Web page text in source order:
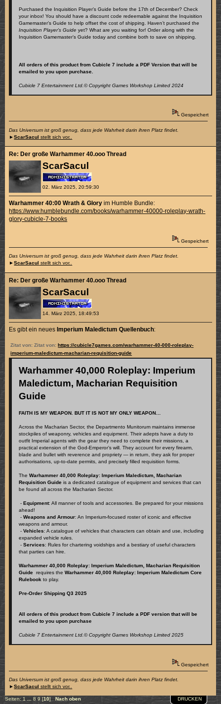
Purchased the Inquisition Player’s Guide before the 17th of December? Check
your inbox! You should have a discount code redeemable against the Inquisition
Gamemaster’s Guide to help offset the cost of shipping. Haven’t purchased the
Inquisition Player’s Guide yet? What are you waiting for! Order along with the
Inquisition Gamemaster’s Guide today and combine both to save on shipping.
All orders of this product from Cubicle 7 include a PDF Version that will be
emailed to you upon purchase.
Cubicle 7 Entertainment Ltd.© Copyright Games Workshop Limited 2024
Gespeichert
Das Universum ist groß genug, dass jede Wahrheit darin ihren Platz findet.
►ScarSacul stellt sich vor..
ScarSacul
02. März 2025, 20:59:30
Re: Der große Warhammer 40.ooo Thread
Warhammer 40:00 Wrath & Glory im Humble Bundle:
https://www.humblebundle.com/books/warhammer-40000-roleplay-wrath-
glory-cubicle-7-books
Gespeichert
Das Universum ist groß genug, dass jede Wahrheit darin ihren Platz findet.
►ScarSacul stellt sich vor..
ScarSacul
14. März 2025, 18:49:53
Re: Der große Warhammer 40.ooo Thread
Es gibt ein neues Imperium Maledictum Quellenbuch:
Zitat von: Zitat von:https://cubicle7games.com/warhammer-40-000-roleplay-
imperium-maledictum-macharian-requisition-guide
Warhammer 40,000 Roleplay: Imperium
Maledictum, Macharian Requisition
Guide
FAITH IS MY WEAPON. BUT IT IS NOT MY ONLY WEAPON…
Across the Macharian Sector, the Departmento Munitorum maintains immense
stockpiles of weaponry, vehicles and equipment. Their adepts have a duty to
outfit Imperial agents with the gear they need to complete their missions, a
practical extension of the God-Emperor’s will. They account for every firearm,
blade and bullet with reverence and propriety — in return, they ask for proper
authorisations, up-to-date permits, and precisely filled requisition forms.
TheWarhammer 40,000 Roleplay: Imperium Maledictum, Macharian
Requisition Guide is a dedicated catalogue of equipment and services that can
be found all across the Macharian Sector.
-Equipment: All manner of tools and accessories. Be prepared for your missions
ahead!
-Weapons and Armour: An Imperium-focused roster of iconic and effective
weapons and armour.
-Vehicles: A catalogue of vehicles that characters can obtain and use, including
expanded vehicle rules.
-Services: Rules for chartering voidships and a bestiary of useful characters
that parties can hire.
Warhammer 40,000 Roleplay: Imperium Maledictum, Macharian Requisition
Guide requires theWarhammer 40,000 Roleplay: Imperium Maledictum Core
Rulebookto play.
Pre-Order Shipping Q3 2025
All orders of this product from Cubicle 7 include a PDF version that will be
emailed to you upon purchase
Cubicle 7 Entertainment Ltd.© Copyright Games Workshop Limited 2025
Gespeichert
Das Universum ist groß genug, dass jede Wahrheit darin ihren Platz findet.
►ScarSacul stellt sich vor..
DRUCKEN
Seiten:1 ... 8 9 [10] Nach oben